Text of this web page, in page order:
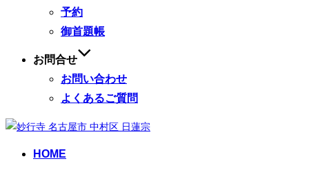
予約
御首題帳
お問合せ
お問い合わせ
よくあるご質問
コ
HOME